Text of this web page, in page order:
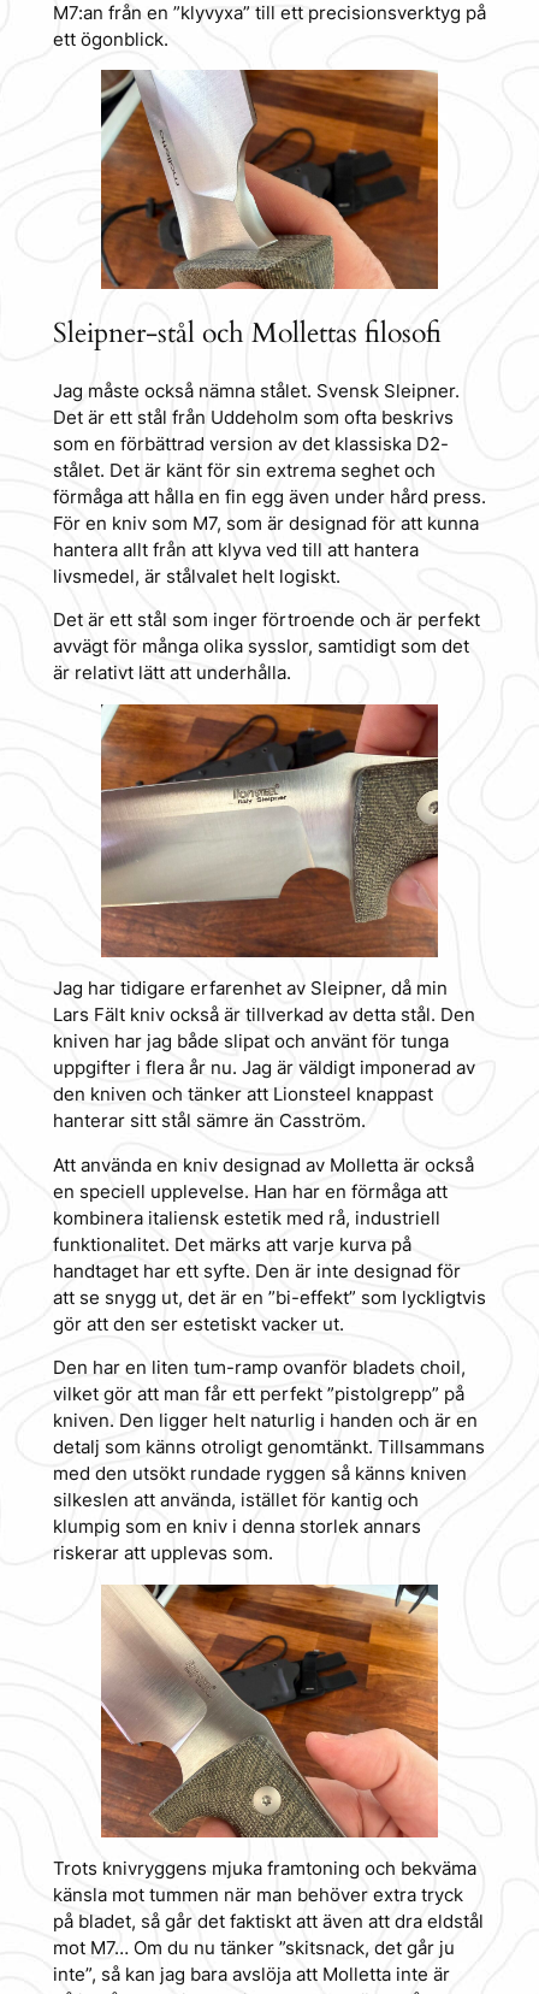
M7:an från en ”klyvyxa” till ett precisionsverktyg på
ett ögonblick.
Sleipner-stål och Mollettas filosofi
Jag måste också nämna stålet. Svensk Sleipner.
Det är ett stål från Uddeholm som ofta beskrivs
som en förbättrad version av det klassiska D2-
stålet. Det är känt för sin extrema seghet och
förmåga att hålla en fin egg även under hård press.
För en kniv som M7, som är designad för att kunna
hantera allt från att klyva ved till att hantera
livsmedel, är stålvalet helt logiskt.
Det är ett stål som inger förtroende och är perfekt
avvägt för många olika sysslor, samtidigt som det
är relativt lätt att underhålla.
Jag har tidigare erfarenhet av Sleipner, då min
Lars Fält kniv också är tillverkad av detta stål. Den
kniven har jag både slipat och använt för tunga
uppgifter i flera år nu. Jag är väldigt imponerad av
den kniven och tänker att Lionsteel knappast
hanterar sitt stål sämre än Casström.
Att använda en kniv designad av Molletta är också
en speciell upplevelse. Han har en förmåga att
kombinera italiensk estetik med rå, industriell
funktionalitet. Det märks att varje kurva på
handtaget har ett syfte. Den är inte designad för
att se snygg ut, det är en ”bi-effekt” som lyckligtvis
gör att den ser estetiskt vacker ut.
Den har en liten tum-ramp ovanför bladets choil,
vilket gör att man får ett perfekt ”pistolgrepp” på
kniven. Den ligger helt naturlig i handen och är en
detalj som känns otroligt genomtänkt. Tillsammans
med den utsökt rundade ryggen så känns kniven
silkeslen att använda, istället för kantig och
klumpig som en kniv i denna storlek annars
riskerar att upplevas som.
Trots knivryggens mjuka framtoning och bekväma
känsla mot tummen när man behöver extra tryck
på bladet, så går det faktiskt att även att dra eldstål
mot M7… Om du nu tänker ”skitsnack, det går ju
inte”, så kan jag bara avslöja att Molletta inte är